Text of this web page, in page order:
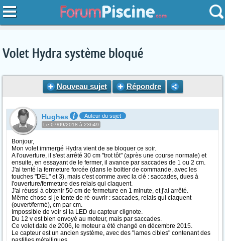
Volet Hydra système bloqué
Nouveau sujet Répondre
Hughes Auteur du sujet
Le 07/09/2018 à 23h49
Bonjour,
Mon volet immergé Hydra vient de se bloquer ce soir.
A l'ouverture, il s'est arrêté 30 cm "trot tôt" (après une course normale) et
ensuite, en essayant de le fermer, il avance par saccades de 1 ou 2 cm.
J'ai tenté la fermeture forcée (dans le boitier de commande, avec les
touches "DEL" et 3), mais c'est comme avec la clé : saccades, dues à
l'ouverture/fermeture des relais qui claquent.
J'ai réussi à obtenir 50 cm de fermeture en 1 minute, et j'ai arrêté.
Même chose si je tente de ré-ouvrir : saccades, relais qui claquent
(ouvert/fermé), cm par cm.
Impossible de voir si la LED du capteur clignote.
Du 12 v est bien envoyé au moteur, mais par saccades.
Ce volet date de 2006, le moteur a été changé en décembre 2015.
Le capteur est un ancien système, avec des "lames cibles" contenant des